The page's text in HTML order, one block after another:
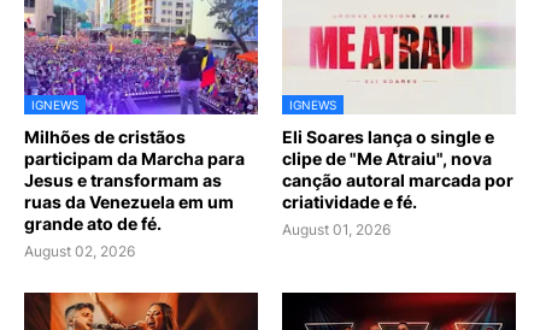
IGNEWS
Milhões de cristãos
participam da Marcha para
Jesus e transformam as
ruas da Venezuela em um
grande ato de fé.
August 02, 2026
IGNEWS
Eli Soares lança o single e
clipe de "Me Atraiu", nova
canção autoral marcada por
criatividade e fé.
August 01, 2026